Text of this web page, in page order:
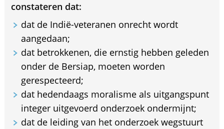
constateren dat:
dat de Indië-veteranen onrecht wordt
aangedaan;
dat betrokkenen, die ernstig hebben geleden
onder de Bersiap, moeten worden
gerespecteerd;
dat hedendaags moralisme als uitgangspunt
integer uitgevoerd onderzoek ondermijnt;
dat de leiding van het onderzoek wegstuurt